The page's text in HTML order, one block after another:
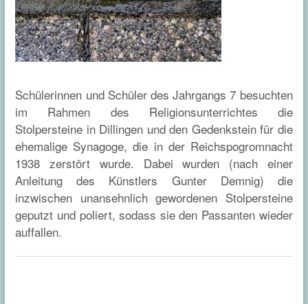
Schülerinnen und Schüler des Jahrgangs 7 besuchten
im Rahmen des Religionsunterrichtes die
Stolpersteine in Dillingen und den Gedenkstein für die
ehemalige Synagoge, die in der Reichspogromnacht
1938 zerstört wurde. Dabei wurden (nach einer
Anleitung des Künstlers Gunter Demnig) die
inzwischen unansehnlich gewordenen Stolpersteine
geputzt und poliert, sodass sie den Passanten wieder
auffallen.